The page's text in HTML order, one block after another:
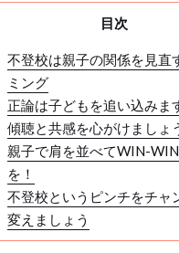
目次
不登校は親子の関係を見直
ミング
正論は子どもを追い込みま
傾聴と共感を心がけましょ
親子で肩を並べてWIN-
を！
不登校というピンチをチャ
変えましょう